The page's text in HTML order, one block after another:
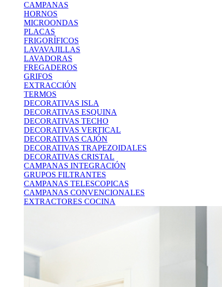
CAMPANAS
HORNOS
MICROONDAS
PLACAS
FRIGORÍFICOS
LAVAVAJILLAS
LAVADORAS
FREGADEROS
GRIFOS
EXTRACCIÓN
TERMOS
DECORATIVAS ISLA
DECORATIVAS ESQUINA
DECORATIVAS TECHO
DECORATIVAS VERTICAL
DECORATIVAS CAJÓN
DECORATIVAS TRAPEZOIDALES
DECORATIVAS CRISTAL
CAMPANAS INTEGRACIÓN
GRUPOS FILTRANTES
CAMPANAS TELESCOPICAS
CAMPANAS CONVENCIONALES
EXTRACTORES COCINA